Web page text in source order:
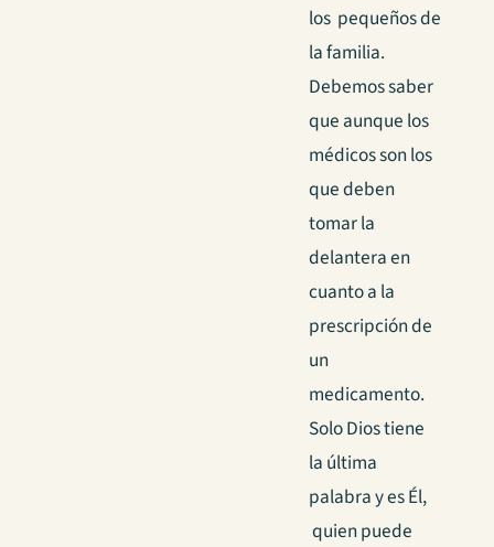
los pequeños de
la familia.
Debemos saber
que aunque los
médicos son los
que deben
tomar la
delantera en
cuanto a la
prescripción de
un
medicamento.
Solo Dios tiene
la última
palabra y es Él,
quien puede